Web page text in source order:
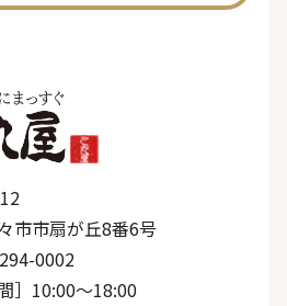
市市扇が丘8番6号
0002
］10:00〜18:00